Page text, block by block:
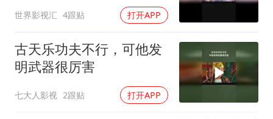
世界影视汇 4跟贴 打开APP
古天乐功夫不行，可他发
明武器很厉害
七大人影视 2跟贴 打开APP